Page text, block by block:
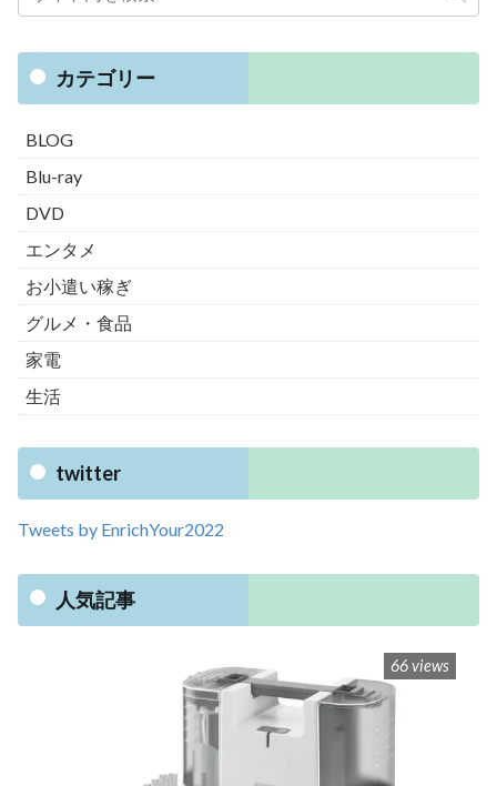
カテゴリー
BLOG
Blu-ray
DVD
エンタメ
お小遣い稼ぎ
グルメ・食品
家電
生活
twitter
Tweets by EnrichYour2022
人気記事
66 views